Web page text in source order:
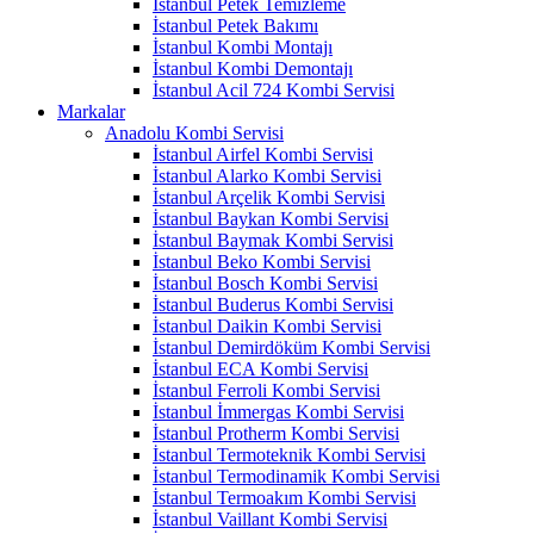
İstanbul Petek Bakımı
İstanbul Kombi Montajı
İstanbul Kombi Demontajı
İstanbul Acil 724 Kombi Servisi
Markalar
Anadolu Kombi Servisi
İstanbul Airfel Kombi Servisi
İstanbul Alarko Kombi Servisi
İstanbul Arçelik Kombi Servisi
İstanbul Baykan Kombi Servisi
İstanbul Baymak Kombi Servisi
İstanbul Beko Kombi Servisi
İstanbul Bosch Kombi Servisi
İstanbul Buderus Kombi Servisi
İstanbul Daikin Kombi Servisi
İstanbul Demirdöküm Kombi Servisi
İstanbul ECA Kombi Servisi
İstanbul Ferroli Kombi Servisi
İstanbul İmmergas Kombi Servisi
İstanbul Protherm Kombi Servisi
İstanbul Termoteknik Kombi Servisi
İstanbul Termodinamik Kombi Servisi
İstanbul Termoakım Kombi Servisi
İstanbul Vaillant Kombi Servisi